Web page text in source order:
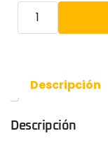
Descripción
Descripción